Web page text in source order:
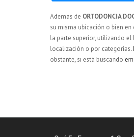
Ademas de ORTODONCIA
su misma ubicación o bien en
la parte superior, utilizando
localización o por categorías.
obstante, si está buscando